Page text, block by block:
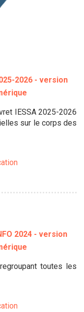
2026 - version
IESSA 2025-2026
sur le corps des
2024 - version
toutes les